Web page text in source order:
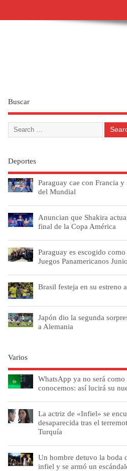
Buscar
Deportes
Paraguay cae con Francia y
del Mundial
Anuncian que Shakira
final de la Copa América
Paraguay es escogido
Juegos Panamericanos
Brasil festeja en su estreno
Japón dio la segunda
a Alemania
Varios
WhatsApp ya no será como
conocemos: así lucirá su
La actriz de «Infiel» se
desaparecida tras el
Turquía
Un hombre detuvo la boda
infiel y se armó un